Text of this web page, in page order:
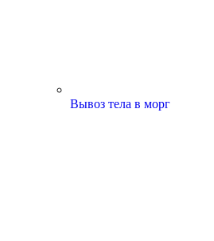
Вывоз тела в морг